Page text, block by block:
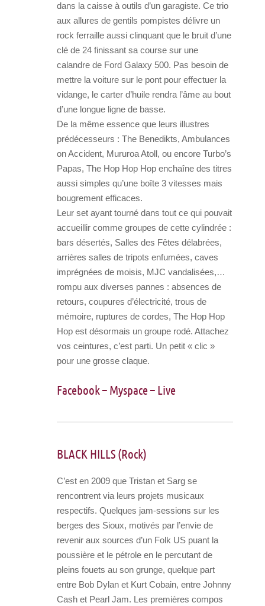
dans la caisse à outils d’un garagiste. Ce trio
aux allures de gentils pompistes délivre un
rock ferraille aussi clinquant que le bruit d’une
clé de 24 finissant sa course sur une
calandre de Ford Galaxy 500. Pas besoin de
mettre la voiture sur le pont pour effectuer la
vidange, le carter d’huile rendra l’âme au bout
d’une longue ligne de basse.
De la même essence que leurs illustres
prédécesseurs : The Benedikts, Ambulances
on Accident, Mururoa Atoll, ou encore Turbo’s
Papas, The Hop Hop Hop enchaîne des titres
aussi simples qu’une boîte 3 vitesses mais
bougrement efficaces.
Leur set ayant tourné dans tout ce qui pouvait
accueillir comme groupes de cette cylindrée :
bars désertés, Salles des Fêtes délabrées,
arrières salles de tripots enfumées, caves
imprégnées de moisis, MJC vandalisées,…
rompu aux diverses pannes : absences de
retours, coupures d’électricité, trous de
mémoire, ruptures de cordes, The Hop Hop
Hop est désormais un groupe rodé. Attachez
vos ceintures, c’est parti. Un petit « clic »
pour une grosse claque.
Facebook– Myspace– Live
BLACK HILLS (Rock)
C’est en 2009 que Tristan et Sarg se
rencontrent via leurs projets musicaux
respectifs. Quelques jam-sessions sur les
berges des Sioux, motivés par l’envie de
revenir aux sources d’un Folk US puant la
poussière et le pétrole en le percutant de
pleins fouets au son grunge, quelque part
entre Bob Dylan et Kurt Cobain, entre Johnny
Cash et Pearl Jam. Les premières compos